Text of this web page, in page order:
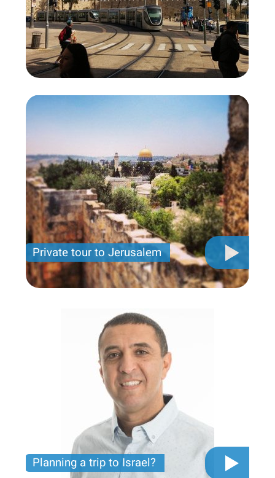
Private tour to Jerusalem
Private tour for only 790 USD
Planning a trip to Israel?